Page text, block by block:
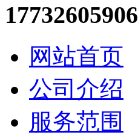
17732605906
网站首页
公司介绍
服务范围